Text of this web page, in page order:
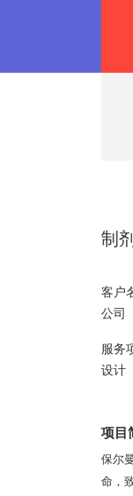
制
客户
公司
服务
设计
项目
保尔
命，